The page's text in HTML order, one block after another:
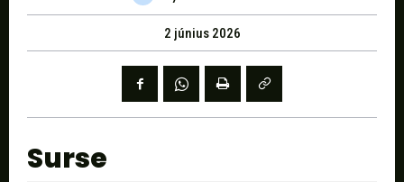
2 június 2026
Surse